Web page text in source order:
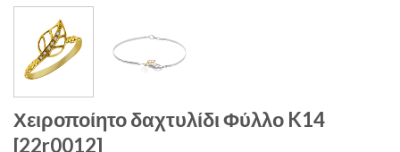
Χειροποίητο δαχτυλίδι Φύλλο K14
[22r0012]